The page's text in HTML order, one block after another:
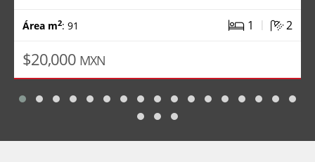
Área m2: 91 1 | 2
$20,000 MXN